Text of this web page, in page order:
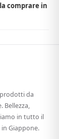
comprare in
da
Bellezza,
in tutto il
Giappone.